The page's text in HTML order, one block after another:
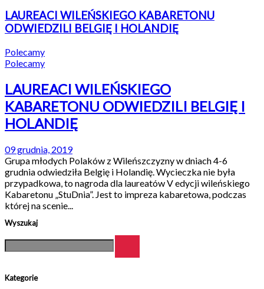
LAUREACI WILEŃSKIEGO KABARETONU
ODWIEDZILI BELGIĘ I HOLANDIĘ
Polecamy
Polecamy
LAUREACI WILEŃSKIEGO
KABARETONU ODWIEDZILI BELGIĘ I
HOLANDIĘ
09 grudnia, 2019
Grupa młodych Polaków z Wileńszczyzny w dniach 4-6
grudnia odwiedziła Belgię i Holandię. Wycieczka nie była
przypadkowa, to nagroda dla laureatów V edycji wileńskiego
Kabaretonu „StuDnia”. Jest to impreza kabaretowa, podczas
której na scenie...
Wyszukaj
Kategorie